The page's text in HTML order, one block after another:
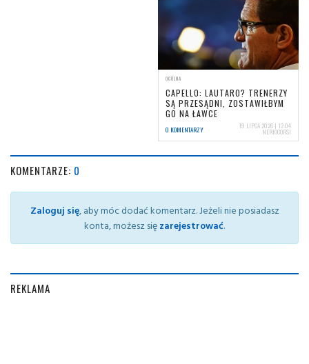
OGÓLNA
CAPELLO: LAUTARO? TRENERZY
SĄ PRZESĄDNI, ZOSTAWIŁBYM
GO NA ŁAWCE
0 KOMENTARZY 19 LIPCA 2026 | 12:04
NERIOCORSI
KOMENTARZE: 0
Zaloguj się, aby móc dodać komentarz. Jeżeli nie posiadasz
konta, możesz sięzarejestrować.
REKLAMA